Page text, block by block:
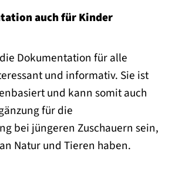
auch für Kinder
Dokumentation für alle
und informativ. Sie ist
und kann somit auch
für die
bei jüngeren Zuschauern sein,
Natur und Tieren haben.